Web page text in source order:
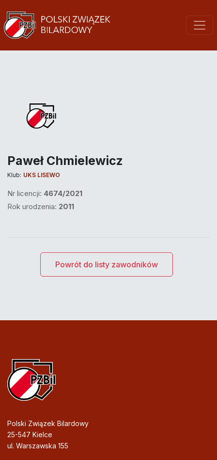
Paweł Chmielewicz
Klub: UKS LISEWO
Nr licencji: 4674/2021
Rok urodzenia: 2011
Powrót do listy zawodników
Polski Związek Bilardowy
25-547 Kielce
ul. Warszawska 155